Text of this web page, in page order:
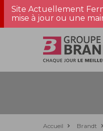
Site Actuellement
mise à jour ou une
Accueil Brandt